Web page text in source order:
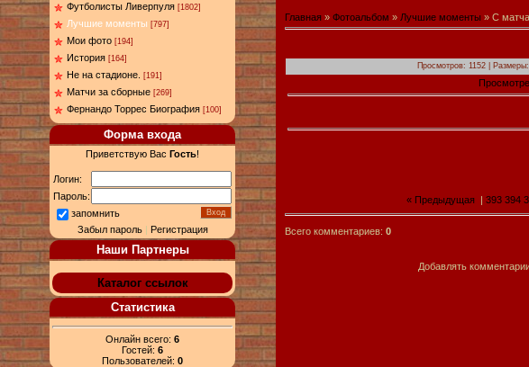
Футболисты Ливерпуля [1802]
Лучшие моменты [797]
Мои фото [194]
История [164]
Не на стадионе. [191]
Матчи за сборные [269]
Фернандо Торрес Биография [100]
Форма входа
Приветствую Вас Гость!
Логин:
Пароль:
запомнить
Забыл пароль| Регистрация
Наши Партнеры
Каталог ссылок
Статистика
Онлайн всего: 6
Гостей: 6
Пользователей: 0
Главная » Фотоальбом » Лучшие моменты » С
Просмотров: 1152 |
« Предыдущая 393 394
Всего комментариев: 0
Добавлять